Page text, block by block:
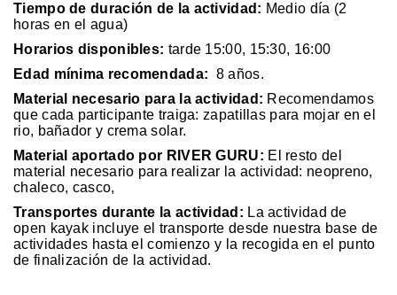
Tiempo de duración de la actividad: Medio día (2
horas en el agua)
Horarios disponibles: tarde 15:00, 15:30, 16:00
Edad mínima recomendada: 8 años.
Material necesario para la actividad: Recomendamos
que cada participante traiga: zapatillas para mojar en el
rio, bañador y crema solar.
Material aportado por RIVER GURU: El resto del
material necesario para realizar la actividad: neopreno,
chaleco, casco,
Transportes durante la actividad: La actividad de
open kayak incluye el transporte desde nuestra base de
actividades hasta el comienzo y la recogida en el punto
de finalización de la actividad.